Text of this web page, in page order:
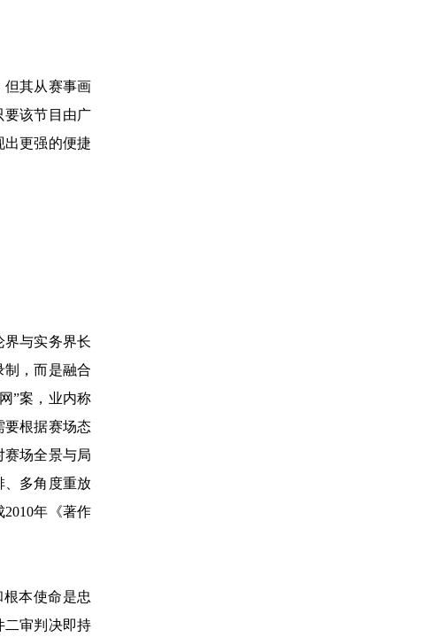
但其从赛事画
要该节目由广
出更强的便捷
界与实务界长
制，而是融合
”案，业内称
要根据赛场态
赛场全景与局
、多角度重放
年《著作
本使命是忠
二审判决即持